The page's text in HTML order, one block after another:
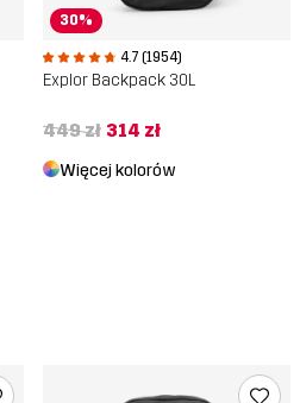
30%
4.7 (1954)
Explor Backpack 30L
449 zł 314 zł
Więcej kolorów